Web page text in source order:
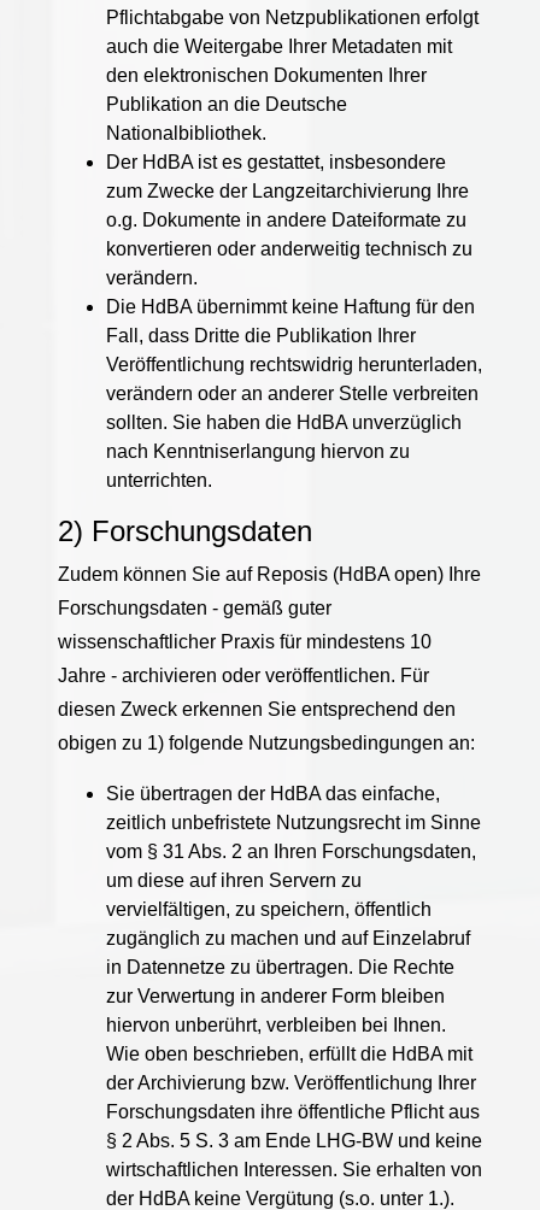
Pflichtabgabe von Netzpublikationen erfolgt
auch die Weitergabe Ihrer Metadaten mit
den elektronischen Dokumenten Ihrer
Publikation an die Deutsche
Nationalbibliothek.
Der HdBA ist es gestattet, insbesondere
zum Zwecke der Langzeitarchivierung Ihre
o.g. Dokumente in andere Dateiformate zu
konvertieren oder anderweitig technisch zu
verändern.
Die HdBA übernimmt keine Haftung für den
Fall, dass Dritte die Publikation Ihrer
Veröffentlichung rechtswidrig herunterladen,
verändern oder an anderer Stelle verbreiten
sollten. Sie haben die HdBA unverzüglich
nach Kenntniserlangung hiervon zu
unterrichten.
2) Forschungsdaten
Zudem können Sie auf Reposis (HdBA open) Ihre
Forschungsdaten - gemäß guter
wissenschaftlicher Praxis für mindestens 10
Jahre - archivieren oder veröffentlichen. Für
diesen Zweck erkennen Sie entsprechend den
obigen zu 1) folgende Nutzungsbedingungen an:
Sie übertragen der HdBA das einfache,
zeitlich unbefristete Nutzungsrecht im Sinne
vom § 31 Abs. 2 an Ihren Forschungsdaten,
um diese auf ihren Servern zu
vervielfältigen, zu speichern, öffentlich
zugänglich zu machen und auf Einzelabruf
in Datennetze zu übertragen. Die Rechte
zur Verwertung in anderer Form bleiben
hiervon unberührt, verbleiben bei Ihnen.
Wie oben beschrieben, erfüllt die HdBA mit
der Archivierung bzw. Veröffentlichung Ihrer
Forschungsdaten ihre öffentliche Pflicht aus
§ 2 Abs. 5 S. 3 am Ende LHG-BW und keine
wirtschaftlichen Interessen. Sie erhalten von
der HdBA keine Vergütung (s.o. unter 1.).